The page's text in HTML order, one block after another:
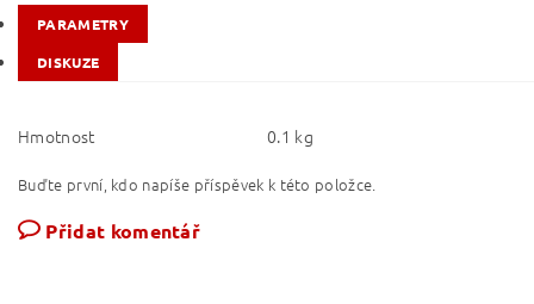
PARAMETRY
DISKUZE
Hmotnost 0.1 kg
Buďte první, kdo napíše příspěvek k této položce.
Přidat komentář